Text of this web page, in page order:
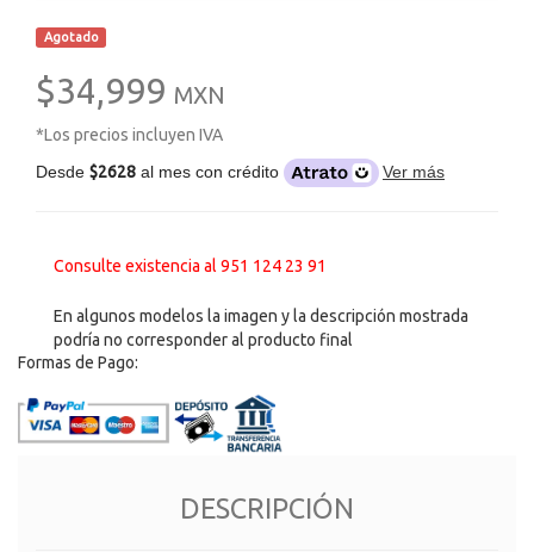
Agotado
$34,999 MXN
*Los precios incluyen IVA
Desde $2628 al mes con crédito Ver más
Consulte existencia al 951 124 23 91
En algunos modelos la imagen y la descripción mostrada
podría no corresponder al producto final
Formas de Pago:
DESCRIPCIÓN